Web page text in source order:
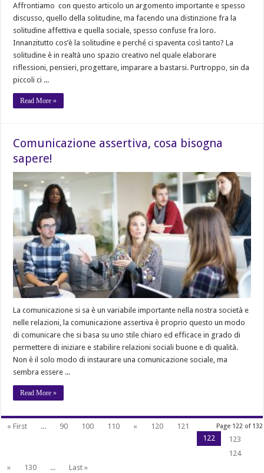
Affrontiamo con questo articolo un argomento importante e spesso
discusso, quello della solitudine, ma facendo una distinzione fra la
solitudine affettiva e quella sociale, spesso confuse fra loro.
Innanzitutto cos’è la solitudine e perché ci spaventa così tanto? La
solitudine è in realtà uno spazio creativo nel quale elaborare
riflessioni, pensieri, progettare, imparare a bastarsi. Purtroppo, sin da
piccoli ci ...
Read More »
Comunicazione assertiva, cosa bisogna
sapere!
La comunicazione si sa è un variabile importante nella nostra società e
nelle relazioni, la comunicazione assertiva è proprio questo un modo
di comunicare che si basa su uno stile chiaro ed efficace in grado di
permettere di iniziare e stabilire relazioni sociali buone e di qualità.
Non è il solo modo di instaurare una comunicazione sociale, ma
sembra essere ...
Read More »
Page 122 of 132
« First ... 90 100 110 « 120
121
122
123
124
»
130 ... Last »